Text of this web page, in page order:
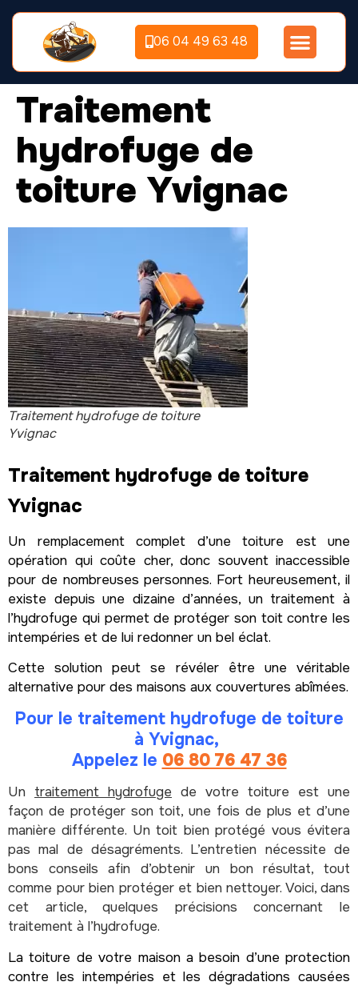
06 04 49 63 48
Traitement
hydrofuge de
toiture Yvignac
Traitement hydrofuge de toiture
Yvignac
Traitement hydrofuge de toiture
Yvignac
Un remplacement complet d’une toiture est une
opération qui coûte cher, donc souvent inaccessible
pour de nombreuses personnes. Fort heureusement, il
existe depuis une dizaine d’années, un traitement à
l’hydrofuge qui permet de protéger son toit contre les
intempéries et de lui redonner un bel éclat.
Cette solution peut se révéler être une véritable
alternative pour des maisons aux couvertures abîmées.
Pour le traitement hydrofuge de toiture
à Yvignac,
Appelez le 06 80 76 47 36
Un traitement hydrofuge de votre toiture est une
façon de protéger son toit, une fois de plus et d’une
manière différente. Un toit bien protégé vous évitera
pas mal de désagréments. L’entretien nécessite de
bons conseils afin d’obtenir un bon résultat, tout
comme pour bien protéger et bien nettoyer. Voici, dans
cet article, quelques précisions concernant le
traitement à l’hydrofuge.
La toiture de votre maison a besoin d’une protection
contre les intempéries et les dégradations causées